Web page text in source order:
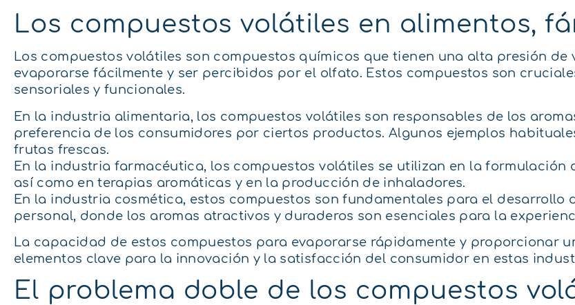
Los compuestos volátiles en alimentos,
Los compuestos volátiles son compuestos químicos que tienen una alta presión
evaporarse fácilmente y ser percibidos por el olfato. Estos compuestos son
sensoriales y funcionales.
En la industria alimentaria, los compuestos volátiles son responsables de los
preferencia de los consumidores por ciertos productos. Algunos ejemplos
frutas frescas.
En la industria farmacéutica, los compuestos volátiles se utilizan en la
así como en terapias aromáticas y en la producción de inhaladores.
En la industria cosmética, estos compuestos son fundamentales para el
personal, donde los aromas atractivos y duraderos son esenciales para la
La capacidad de estos compuestos para evaporarse rápidamente y proporcionar
elementos clave para la innovación y la satisfacción del consumidor en estas
El problema doble de los compuestos